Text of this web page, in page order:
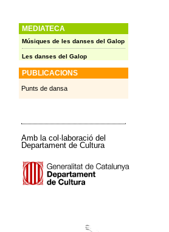
MEDIATECA
Músiques de les danses del Galop
Les danses del Galop
PUBLICACIONS
Punts de dansa
Amb la col·laboració del
Departament de Cultura